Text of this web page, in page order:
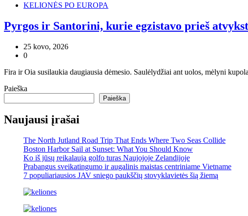
KELIONĖS PO EUROPA
Pyrgos ir Santorini, kurie egzistavo prieš
25 kovo, 2026
0
Fira ir Oia susilaukia daugiausia dėmesio. Saulėlydžiai ant uolos, mėlyni
Paieška
Paieška
Naujausi įrašai
The North Jutland Road Trip That Ends Where Two Seas Collide
Boston Harbor Sail at Sunset: What You Should Know
Ko iš jūsų reikalauja golfo turas Naujojoje Zelandijoje
Prabangus sveikatingumo ir augalinis maistas centriniame Vietname
7 populiariausios JAV sniego paukščių stovyklavietės šią žiemą